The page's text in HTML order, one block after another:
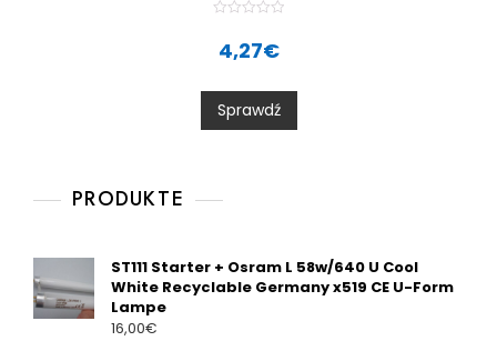
0
o
t
4,27€
Sprawdź
PRODUKTE
ST111 Starter + Osram L 58w/640 U Cool
White Recyclable Germany x519 CE U-Form
Lampe
16,00€